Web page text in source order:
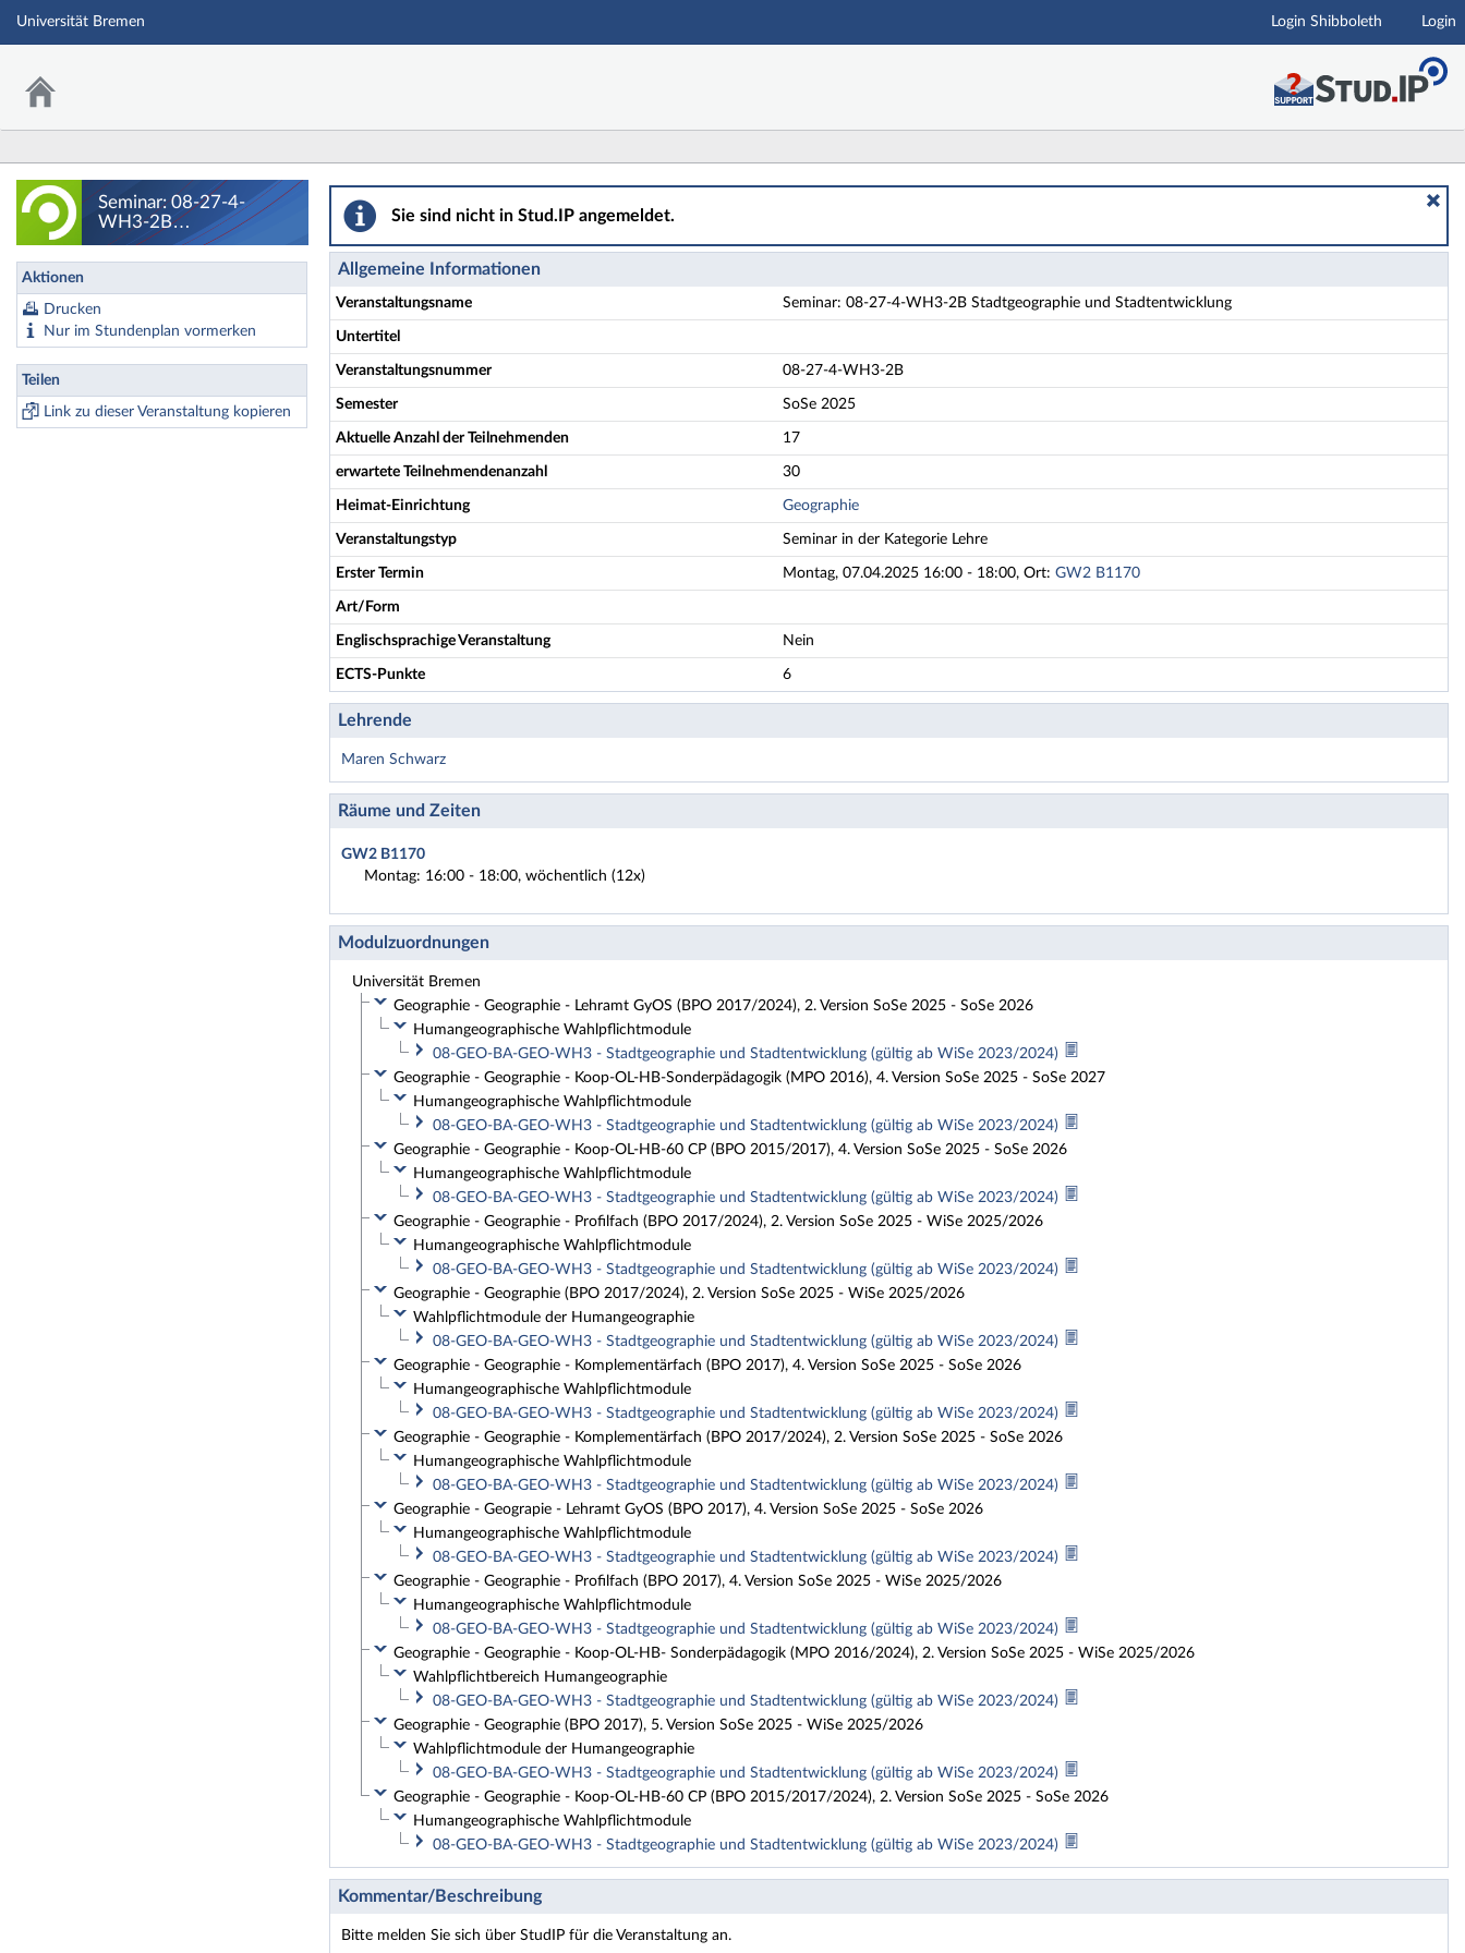
Hauptnavigation
Universität Bremen Login Shibboleth Login
Seminar: 08-27-4-
WH3-2B
Stadtgeographie und
Stadtentwicklung -
Aktionen
Drucken
Nur im Stundenplan vormerken
Teilen
Link zu dieser Veranstaltung kopieren
Seminar: 08-27-4-WH3-2B Stadtgeographie und Stadtentwicklung - Details
Sie sind nicht in Stud.IP angemeldet.
Allgemeine Informationen
Veranstaltungsname Seminar: 08-27-4-WH3-2B Stadtgeographie und Stadtentwicklung
Untertitel
Veranstaltungsnummer 08-27-4-WH3-2B
Semester SoSe 2025
Aktuelle Anzahl der Teilnehmenden 17
erwartete Teilnehmendenanzahl 30
Heimat-Einrichtung Geographie
Veranstaltungstyp Seminar in der Kategorie Lehre
Erster Termin Montag, 07.04.2025 16:00 - 18:00, Ort: GW2 B1170
Art/Form
Englischsprachige Veranstaltung Nein
ECTS-Punkte 6
Lehrende
Maren Schwarz
Räume und Zeiten
GW2 B1170
Montag: 16:00 - 18:00, wöchentlich (12x)
Modulzuordnungen
Universität Bremen
Geographie - Geographie - Lehramt GyOS (BPO 2017/2024), 2. Version SoSe 2025 - SoSe 2026
Humangeographische Wahlpflichtmodule
08-GEO-BA-GEO-WH3 - Stadtgeographie und Stadtentwicklung (gültig ab WiSe 2023/2024)
Geographie - Geographie - Koop-OL-HB-Sonderpädagogik (MPO 2016), 4. Version SoSe 2025 - SoSe 2027
Humangeographische Wahlpflichtmodule
08-GEO-BA-GEO-WH3 - Stadtgeographie und Stadtentwicklung (gültig ab WiSe 2023/2024)
Geographie - Geographie - Koop-OL-HB-60 CP (BPO 2015/2017), 4. Version SoSe 2025 - SoSe 2026
Humangeographische Wahlpflichtmodule
08-GEO-BA-GEO-WH3 - Stadtgeographie und Stadtentwicklung (gültig ab WiSe 2023/2024)
Geographie - Geographie - Profilfach (BPO 2017/2024), 2. Version SoSe 2025 - WiSe 2025/2026
Humangeographische Wahlpflichtmodule
08-GEO-BA-GEO-WH3 - Stadtgeographie und Stadtentwicklung (gültig ab WiSe 2023/2024)
Geographie - Geographie (BPO 2017/2024), 2. Version SoSe 2025 - WiSe 2025/2026
Wahlpflichtmodule der Humangeographie
08-GEO-BA-GEO-WH3 - Stadtgeographie und Stadtentwicklung (gültig ab WiSe 2023/2024)
Geographie - Geographie - Komplementärfach (BPO 2017), 4. Version SoSe 2025 - SoSe 2026
Humangeographische Wahlpflichtmodule
08-GEO-BA-GEO-WH3 - Stadtgeographie und Stadtentwicklung (gültig ab WiSe 2023/2024)
Geographie - Geographie - Komplementärfach (BPO 2017/2024), 2. Version SoSe 2025 - SoSe 2026
Humangeographische Wahlpflichtmodule
08-GEO-BA-GEO-WH3 - Stadtgeographie und Stadtentwicklung (gültig ab WiSe 2023/2024)
Geographie - Geograpie - Lehramt GyOS (BPO 2017), 4. Version SoSe 2025 - SoSe 2026
Humangeographische Wahlpflichtmodule
08-GEO-BA-GEO-WH3 - Stadtgeographie und Stadtentwicklung (gültig ab WiSe 2023/2024)
Geographie - Geographie - Profilfach (BPO 2017), 4. Version SoSe 2025 - WiSe 2025/2026
Humangeographische Wahlpflichtmodule
08-GEO-BA-GEO-WH3 - Stadtgeographie und Stadtentwicklung (gültig ab WiSe 2023/2024)
Geographie - Geographie - Koop-OL-HB- Sonderpädagogik (MPO 2016/2024), 2. Version SoSe 2025 - WiSe 2025/2026
Wahlpflichtbereich Humangeographie
08-GEO-BA-GEO-WH3 - Stadtgeographie und Stadtentwicklung (gültig ab WiSe 2023/2024)
Geographie - Geographie (BPO 2017), 5. Version SoSe 2025 - WiSe 2025/2026
Wahlpflichtmodule der Humangeographie
08-GEO-BA-GEO-WH3 - Stadtgeographie und Stadtentwicklung (gültig ab WiSe 2023/2024)
Geographie - Geographie - Koop-OL-HB-60 CP (BPO 2015/2017/2024), 2. Version SoSe 2025 - SoSe 2026
Humangeographische Wahlpflichtmodule
08-GEO-BA-GEO-WH3 - Stadtgeographie und Stadtentwicklung (gültig ab WiSe 2023/2024)
Kommentar/Beschreibung
Bitte melden Sie sich über StudIP für die Veranstaltung an.